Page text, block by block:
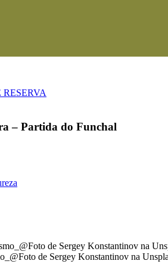
– Partida do Funchal
de Sergey Konstantinov na